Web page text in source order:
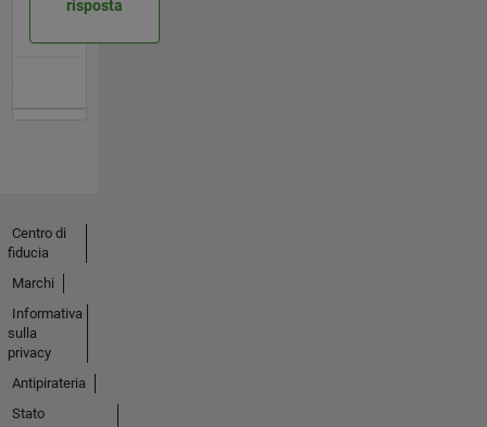
risposta
Centro di
fiducia
Marchi
Informativa
sulla
privacy
Antipirateria
Stato